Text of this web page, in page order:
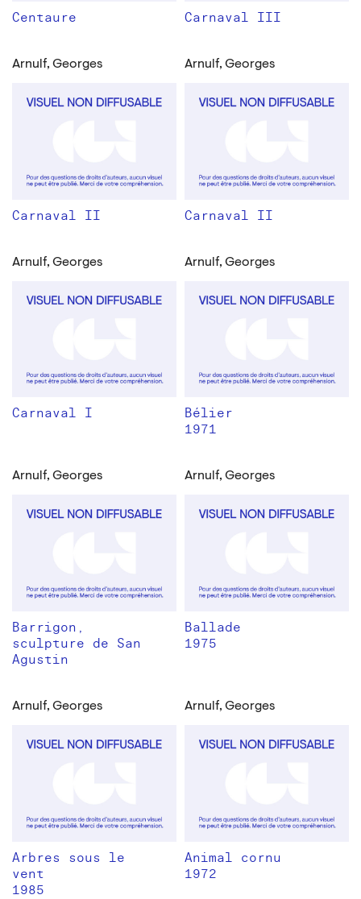
Centaure Carnaval III
Arnulf, Georges
Carnaval II
Arnulf, Georges
Carnaval II
Arnulf, Georges
Carnaval I
Arnulf, Georges
Bélier
1971
Arnulf, Georges
Barrigon,
sculpture de San
Agustin
Arnulf, Georges
Ballade
1975
Arnulf, Georges
Arbres sous le
vent
1985
Arnulf, Georges
Animal cornu
1972